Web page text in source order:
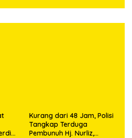
Kurang dari 48 Jam, Polisi
Tangkap Terduga
Pembunuh Hj. Nurliz,